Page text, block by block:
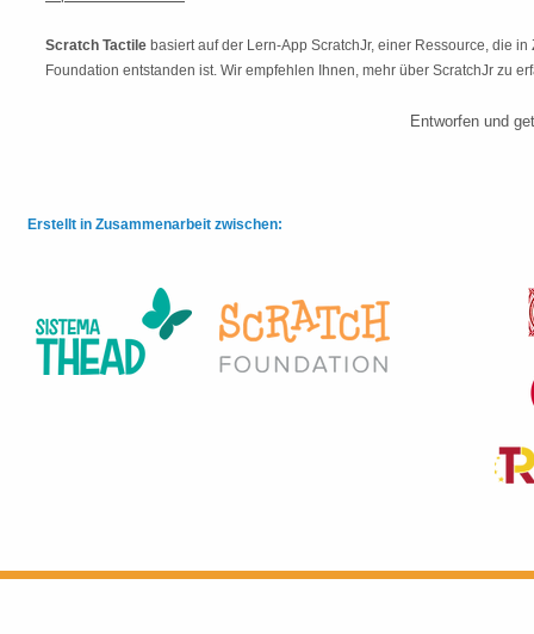
Scratch Tactile basiert auf der Lern-App ScratchJr, einer Ressource, die
Foundation entstanden ist. Wir empfehlen Ihnen, mehr über ScratchJr zu
Entworfen und
Erstellt in Zusammenarbeit zwischen: